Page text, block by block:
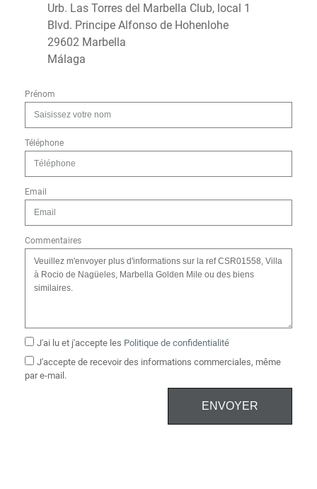
Urb. Las Torres del Marbella Club, local 1
Blvd. Principe Alfonso de Hohenlohe
29602 Marbella
Málaga
Prénom
Téléphone
Email
Commentaires
J'ai lu et j'accepte les Politique de confidentialité
J'accepte de recevoir des informations commerciales, même
par e-mail.
ENVOYER